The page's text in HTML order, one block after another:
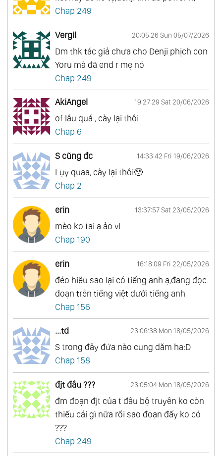
Chap 249
Vergil 20:05:26 Sun 05/07/2026
Dm thk tác giả chưa cho Denji phịch con
Yoru mà đã end r mẹ nó
Chap 249
AkiAngel 19:27:29 Sat 20/06/2026
of lâu quá , cày lại thôi
Chap 6
S cũng đc 14:33:42 Fri 19/06/2026
Lụy quaa, cày lại thôi🥹
Chap 2
erin 13:37:57 Sat 23/05/2026
mèo ko tai ạ ảo vl
Chap 190
erin 16:18:09 Fri 22/05/2026
đéo hiểu sao lại có tiếng anh ạ,đang đọc
đoạn trên tiếng việt dưới tiếng anh
Chap 156
...td 23:06:38 Mon 18/05/2026
S trong đây đứa nào cung dăm ha:D
Chap 158
đjt đâu ??? 23:05:04 Mon 18/05/2026
đm đoạn đjt của t đâu bộ truyên ko còn
thiếu cái gì nữa rồi sao đoạn đấy ko có
???
Chap 249